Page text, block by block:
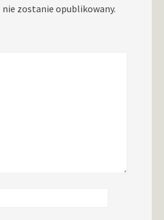
zostanie opublikowany.